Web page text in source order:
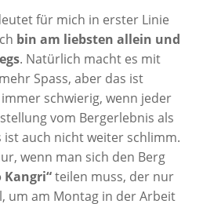
für mich in erster Linie
bin am liebsten allein und
. Natürlich macht es mit
Spass, aber das ist
schwierig, wenn jeder
vom Bergerlebnis als
ist auch nicht weiter schlimm.
wenn man sich den Berg
Kangri“teilen muss, der nur
um am Montag in der Arbeit